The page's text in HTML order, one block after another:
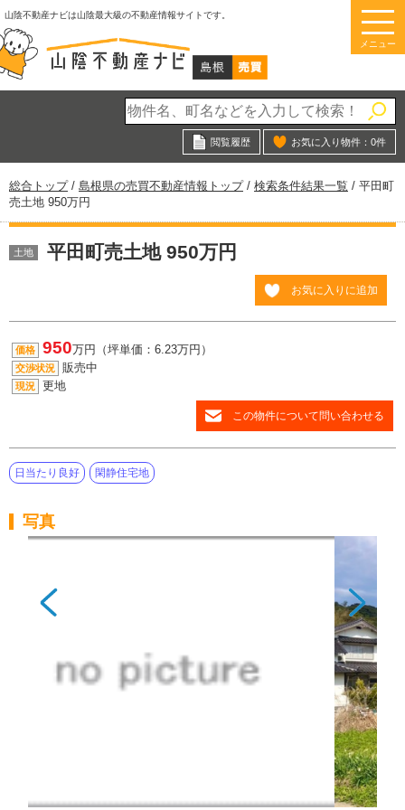
このページの本文へ
山陰不動産ナビは山陰最大級の不動産情報サイトです。
メニュー
閲覧履歴 お気に入り物件： 0件
現
在
の
置：
総合トップ/ 島根県の売買不動産情報トップ/ 検索条件結果一覧 / 平田町
売土地 950万円
土地 平田町売土地 950万円
お気に入りに追加
価格 950万円（坪単価：6.23万円）
交渉状況 販売中
現況 更地
この物件について問い合わせる
日当たり良好 閑静住宅地
写真